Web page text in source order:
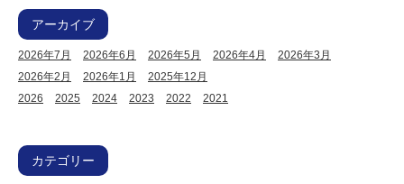
アーカイブ
2026年7月 2026年6月 2026年5月 2026年4月
2026年3月
2026年2月
2026年1月
2025年12月
2026
2025 2024 2023 2022 2021
カテゴリー